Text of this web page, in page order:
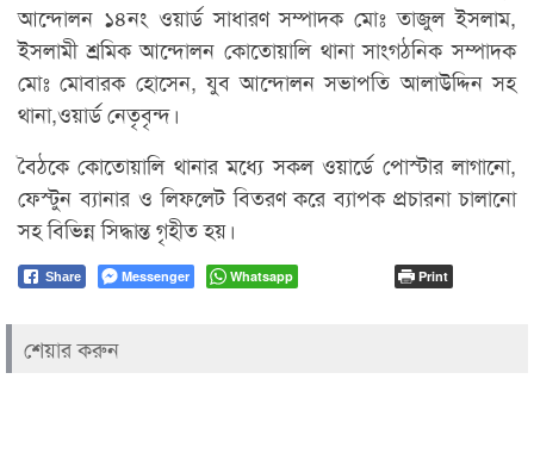
আন্দোলন ১৪নং ওয়ার্ড সাধারণ সম্পাদক মোঃ তাজুল ইসলাম,
ইসলামী শ্রমিক আন্দোলন কোতোয়ালি থানা সাংগঠনিক সম্পাদক
মোঃ মোবারক হোসেন, যুব আন্দোলন সভাপতি আলাউদ্দিন সহ
থানা,ওয়ার্ড নেতৃবৃন্দ।
বৈঠকে কোতোয়ালি থানার মধ্যে সকল ওয়ার্ডে পোস্টার লাগানো,
ফেস্টুন ব্যানার ও লিফলেট বিতরণ করে ব্যাপক প্রচারনা চালানো
সহ বিভিন্ন সিদ্ধান্ত গৃহীত হয়।
Share Messenger Whatsapp Print
শেয়ার করুন